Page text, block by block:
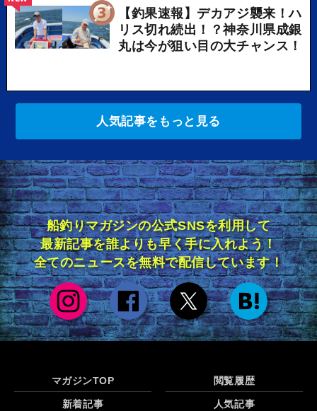
【釣果速報】デカアジ襲来！ハ
リス切れ続出！？神奈川県成銀
丸は今が狙い目の大チャンス！
人気記事をもっと見る
船釣りマガジンの公式SNSを利用して
最新記事を誰よりも早く手に入れよう！
全てのニュースを無料で配信しています！
マガジンTOP 閲覧履歴
新着記事 人気記事